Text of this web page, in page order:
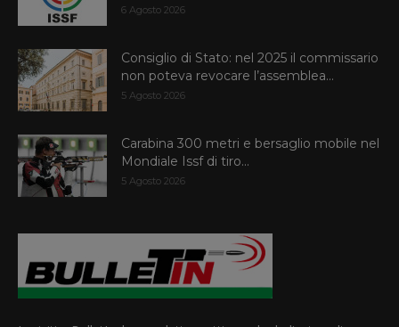
6 Agosto 2026
Consiglio di Stato: nel 2025 il commissario
non poteva revocare l’assemblea...
5 Agosto 2026
Carabina 300 metri e bersaglio mobile nel
Mondiale Issf di tiro...
5 Agosto 2026